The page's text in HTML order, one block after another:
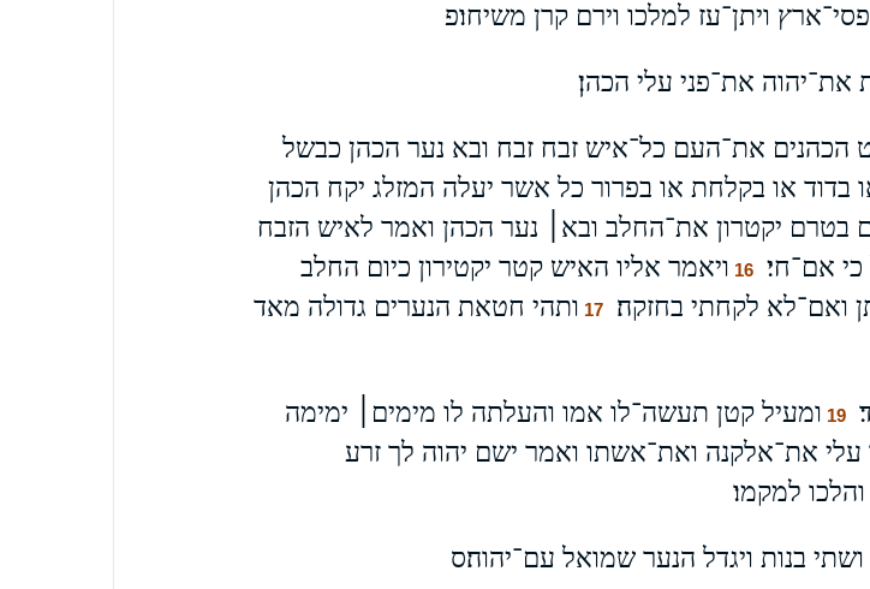
ויתן־עז למלכו וירם קרן משיחו׃פ
את־פני עלי הכהן׃
הכהנים את־העם כל־איש זבח זבח ובא נער הכהן כבשל
בדוד או בקלחת או בפרור כל אשר יעלה המזלג יקח הכהן
בטרם יקטרון את־החלב ובא׀ נער הכהן ואמר לאיש הזבח
אם־חי׃
16 ויאמר אליו האיש קטר יקטירון כיום החלב
ואם־לא לקחתי בחזקה׃
17 ותהי חטאת הנערים גדולה מאד
19 ומעיל קטן תעשה־לו אמו והעלתה לו מימים׀ ימימה
עלי את־אלקנה ואת־אשתו ואמר ישם יהוה לך זרע
למקמו׃
בנות ויגדל הנער שמואל עם־יהוה׃ס